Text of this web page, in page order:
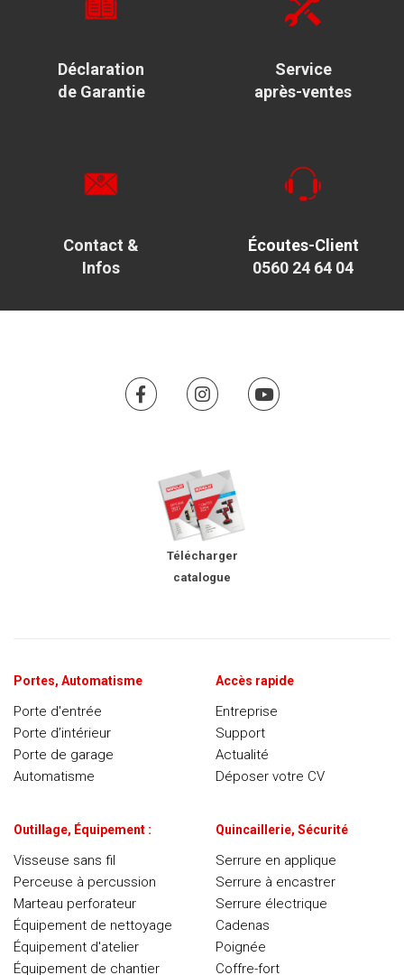
Déclaration
de Garantie
Service
après-ventes
Contact &
Infos
Écoutes-Client
0560 24 64 04
Télécharger
catalogue
Portes, Automatisme
Porte d'entrée
Porte d’intérieur
Porte de garage
Automatisme
Accès rapide
Entreprise
Support
Actualité
Déposer votre CV
Outillage, Équipement :
Visseuse sans fil
Perceuse à percussion
Marteau perforateur
Équipement de nettoyage
Équipement d'atelier
Équipement de chantier
Quincaillerie, Sécurité
Serrure en applique
Serrure à encastrer
Serrure électrique
Cadenas
Poignée
Coffre-fort